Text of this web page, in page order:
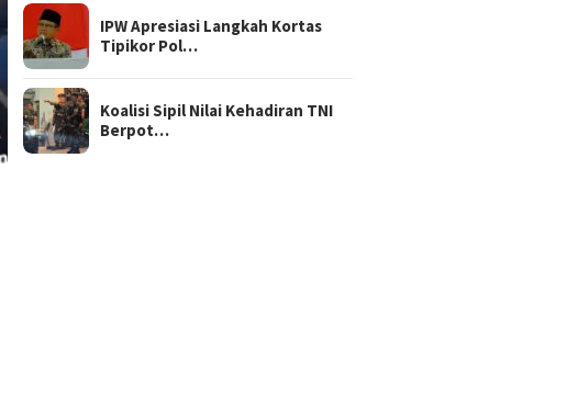
IPW Apresiasi Langkah Kortas
Tipikor Pol…
Koalisi Sipil Nilai Kehadiran TNI
Berpot…